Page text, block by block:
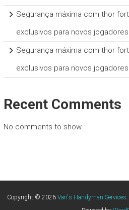
Segurança máxima com thor
exclusivos para novos jogadores
Segurança máxima com thor
exclusivos para novos jogadores
Recent Comments
No comments to show.
Copyright © 2026 Van's Handyman Services